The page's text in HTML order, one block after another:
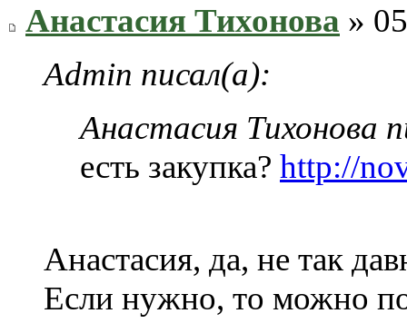
Анастасия Тихонова »
Admin писал(а):
Анастасия Тихонова
есть закупка? http://
Анастасия, да, не так
Если нужно, то можно